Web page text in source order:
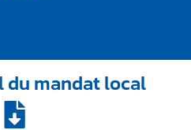
du mandat local